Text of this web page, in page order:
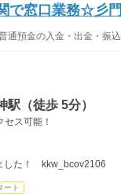
で窓口業務☆彡
預金の入金・出金・振
（徒歩 5分）
ス可能！
した！ kkw_bcov2106
ート